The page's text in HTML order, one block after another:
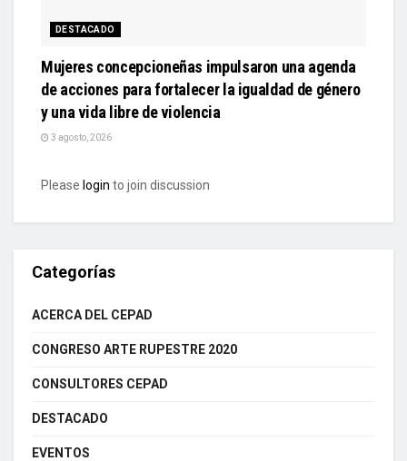
DESTACADO
Mujeres concepcioneñas impulsaron una agenda
de acciones para fortalecer la igualdad de género
y una vida libre de violencia
3 agosto, 2026
Please login to join discussion
Categorías
ACERCA DEL CEPAD
CONGRESO ARTE RUPESTRE 2020
CONSULTORES CEPAD
DESTACADO
EVENTOS